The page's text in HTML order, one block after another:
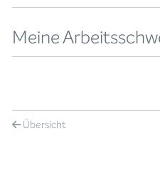
Meine
Übersicht